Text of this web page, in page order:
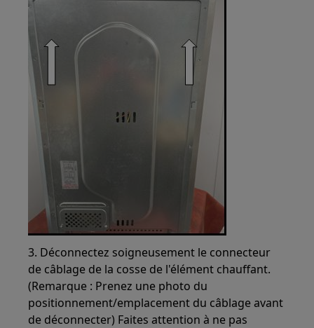
3. Déconnectez soigneusement le connecteur
de câblage de la cosse de l'élément chauffant.
(Remarque : Prenez une photo du
positionnement/emplacement du câblage avant
de déconnecter) Faites attention à ne pas